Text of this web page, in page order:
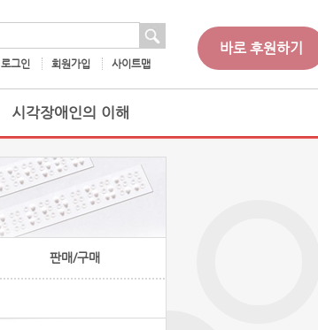
로그인 회원가입 사이트맵
바로 후원하기
시각장애인의 이해
판매/구매